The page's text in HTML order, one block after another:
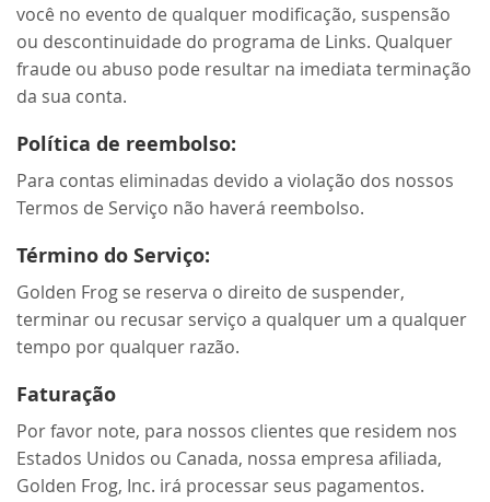
você no evento de qualquer modificação, suspensão
ou descontinuidade do programa de Links. Qualquer
fraude ou abuso pode resultar na imediata terminação
da sua conta.
Política de reembolso:
Para contas eliminadas devido a violação dos nossos
Termos de Serviço não haverá reembolso.
Término do Serviço:
Golden Frog se reserva o direito de suspender,
terminar ou recusar serviço a qualquer um a qualquer
tempo por qualquer razão.
Faturação
Por favor note, para nossos clientes que residem nos
Estados Unidos ou Canada, nossa empresa afiliada,
Golden Frog, Inc. irá processar seus pagamentos.